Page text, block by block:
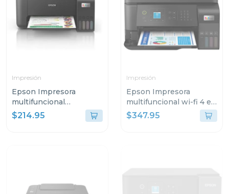
Impresión
Epson Impresora
multifuncional
inalambrica ecotank
3250
$214.95
Impresión
Epson Impresora
multifuncional wi-fi 4 en
1 de alto desempeño
eco tank l5590 c11ck57
$347.95